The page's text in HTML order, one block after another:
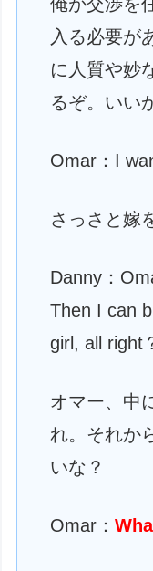
入る必要が
に人質や妙
るぞ。いい
Omar：I
さっさと嫁
Danny：
Then I can
girl, all right
オマー、中
れ。それか
いな？
Omar：